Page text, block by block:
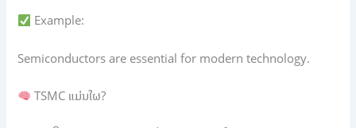
Example:
Semiconductors are essential for modern technology.
TSMC ແມ່ນໃຜ?